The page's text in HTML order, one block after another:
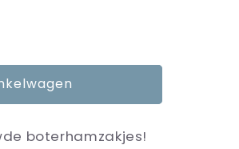
boterhamzakjes!